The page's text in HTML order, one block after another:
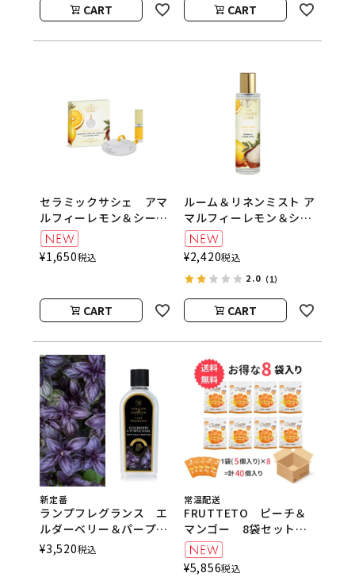
CART CART
セラミックサシェ アマ
ルフィーレモン＆シーソ
ルト The Scented
Home by Ashleigh＆
Burwood
¥1,650税込
CART
ルーム＆リネンミスト ア
マルフィーレモン＆シー
ソルト 100ml The
Scented Home by
Ashleigh＆Burwood
¥2,420税込
2.0（1）
CART
新定番
ランプフレグランス エ
ルダーベリー＆パープル
バジル 500ml フレグ
ランスランプ用オイル
¥3,520税込
常温配送
FRUTTETO ピーチ＆
マンゴー 8袋セット
FRUTTETO（フルッテ
ート）
¥5,856税込